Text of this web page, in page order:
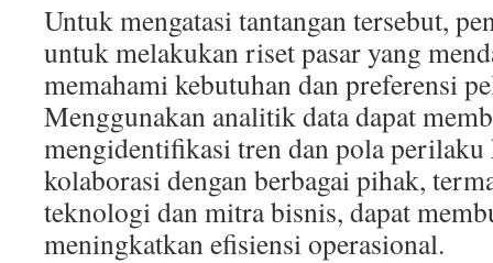
Untuk mengatasi tantangan tersebut,
untuk melakukan riset pasar yang
memahami kebutuhan dan preferensi
Menggunakan analitik data dapat
mengidentifikasi tren dan pola perilaku
kolaborasi dengan berbagai pihak,
teknologi dan mitra bisnis, dapat
meningkatkan efisiensi operasional.